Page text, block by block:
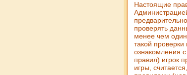
Настоящие
проверять
менее чем
такой
ознакомления
правил) игрок
игры,